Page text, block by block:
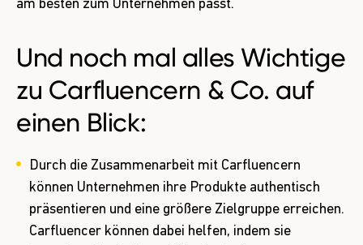
am besten zum Unternehmen passt.
Und noch mal alles Wichtige
zu Carfluencern & Co. auf
einen Blick:
Durch die Zusammenarbeit mit Carfluencern
können Unternehmen ihre Produkte authentisch
präsentieren und eine größere Zielgruppe erreichen.
Carfluencer können dabei helfen, indem sie